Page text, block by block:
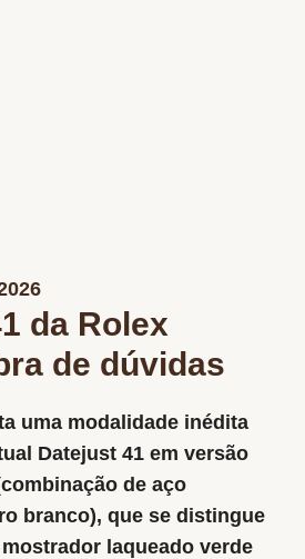
da Rolex
de dúvidas
uma modalidade inédita
Datejust 41 em versão
de aço
branco), que se distingue
laqueado verde